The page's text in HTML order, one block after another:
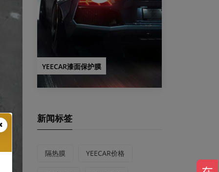
YEECAR漆面保护膜
新闻标签
隔热膜 YEECAR价格